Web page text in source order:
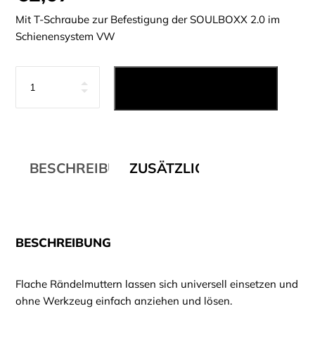
Mit T-Schraube zur Befestigung der SOULBOXX 2.0 im
Schienensystem VW
BESCHREIBUNGZUSÄTZLICHE
BESCHREIBUNG
Flache Rändelmuttern lassen sich universell einsetzen und
ohne Werkzeug einfach anziehen und lösen.